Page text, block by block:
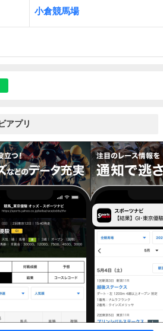
小倉競馬場
アプリ